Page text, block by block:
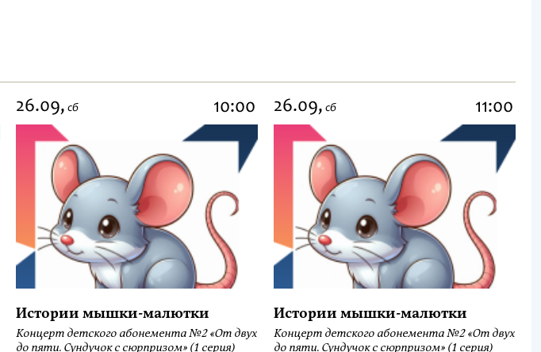
26.09, сб 10:00
Истории мышки-малютки
Концерт детского абонемента №2 «От двух
до пяти. Сундучок с сюрпризом» (1 серия)
26.09, сб 11:00
Истории мышки-малютки
Концерт детского абонемента №2 «От двух
до пяти. Сундучок с сюрпризом» (1 серия)